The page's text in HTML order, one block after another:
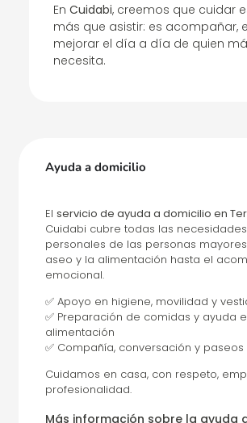
En Cuidabi, creemos que cuidar
más que asistir: es acompañar,
mejorar el día a día de quien
necesita.
Ayuda a domicilio
El servicio de ayuda a domicilio en
Cuidabi cubre todas las
personales de las personas
aseo y la alimentación hasta el
emocional.
✅ Apoyo en higiene, movilidad y
✅ Preparación de comidas y ayuda
alimentación
✅ Compañía, conversación y
Cuidamos en casa, con respeto,
profesionalidad.
Más información sobre la ayuda